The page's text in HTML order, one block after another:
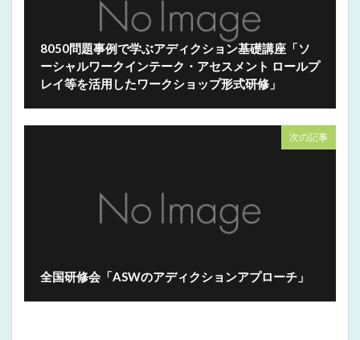
8050問題事例で学ぶアディクション基礎講座「ソ
ーシャルワークインテーク・アセスメント ロールプ
レイ等を活用したワークショップ形式研修」
次の記事
全国研修会「ASWのアディクションアプローチ」